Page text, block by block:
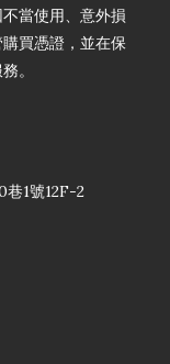
當使用、意外損
買憑證，並在保
。
巷1號12F-2